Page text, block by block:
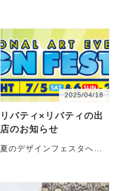
いつもにぎわう「相模大
野・・・
2025/04/18
リバティ×リバティの出
店のお知らせ
夏のデザインフェスタへの
vol.61への出・・・